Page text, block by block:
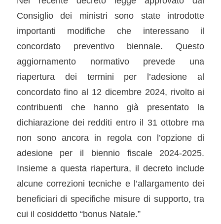
Consiglio dei ministri sono state introdotte
importanti modifiche che interessano il
concordato preventivo biennale. Questo
aggiornamento normativo prevede una
riapertura dei termini per l’adesione al
concordato fino al 12 dicembre 2024, rivolto ai
contribuenti che hanno già presentato la
dichiarazione dei redditi entro il 31 ottobre ma
non sono ancora in regola con l’opzione di
adesione per il biennio fiscale 2024-2025.
Insieme a questa riapertura, il decreto include
alcune correzioni tecniche e l’allargamento dei
beneficiari di specifiche misure di supporto, tra
cui il cosiddetto “bonus Natale.”